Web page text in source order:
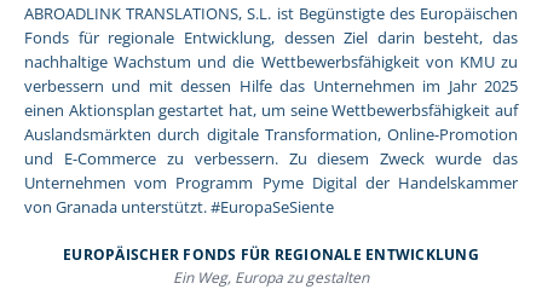
ABROADLINK TRANSLATIONS, S.L. ist Begünstigte des Europäischen
Fonds für regionale Entwicklung, dessen Ziel darin besteht, das
nachhaltige Wachstum und die Wettbewerbsfähigkeit von KMU zu
verbessern und mit dessen Hilfe das Unternehmen im Jahr 2025
einen Aktionsplan gestartet hat, um seine Wettbewerbsfähigkeit auf
Auslandsmärkten durch digitale Transformation, Online-Promotion
und E-Commerce zu verbessern. Zu diesem Zweck wurde das
Unternehmen vom Programm Pyme Digital der Handelskammer
von Granada unterstützt. #EuropaSeSiente
EUROPÄISCHER FONDS FÜR REGIONALE ENTWICKLUNG
Ein Weg, Europa zu gestalten